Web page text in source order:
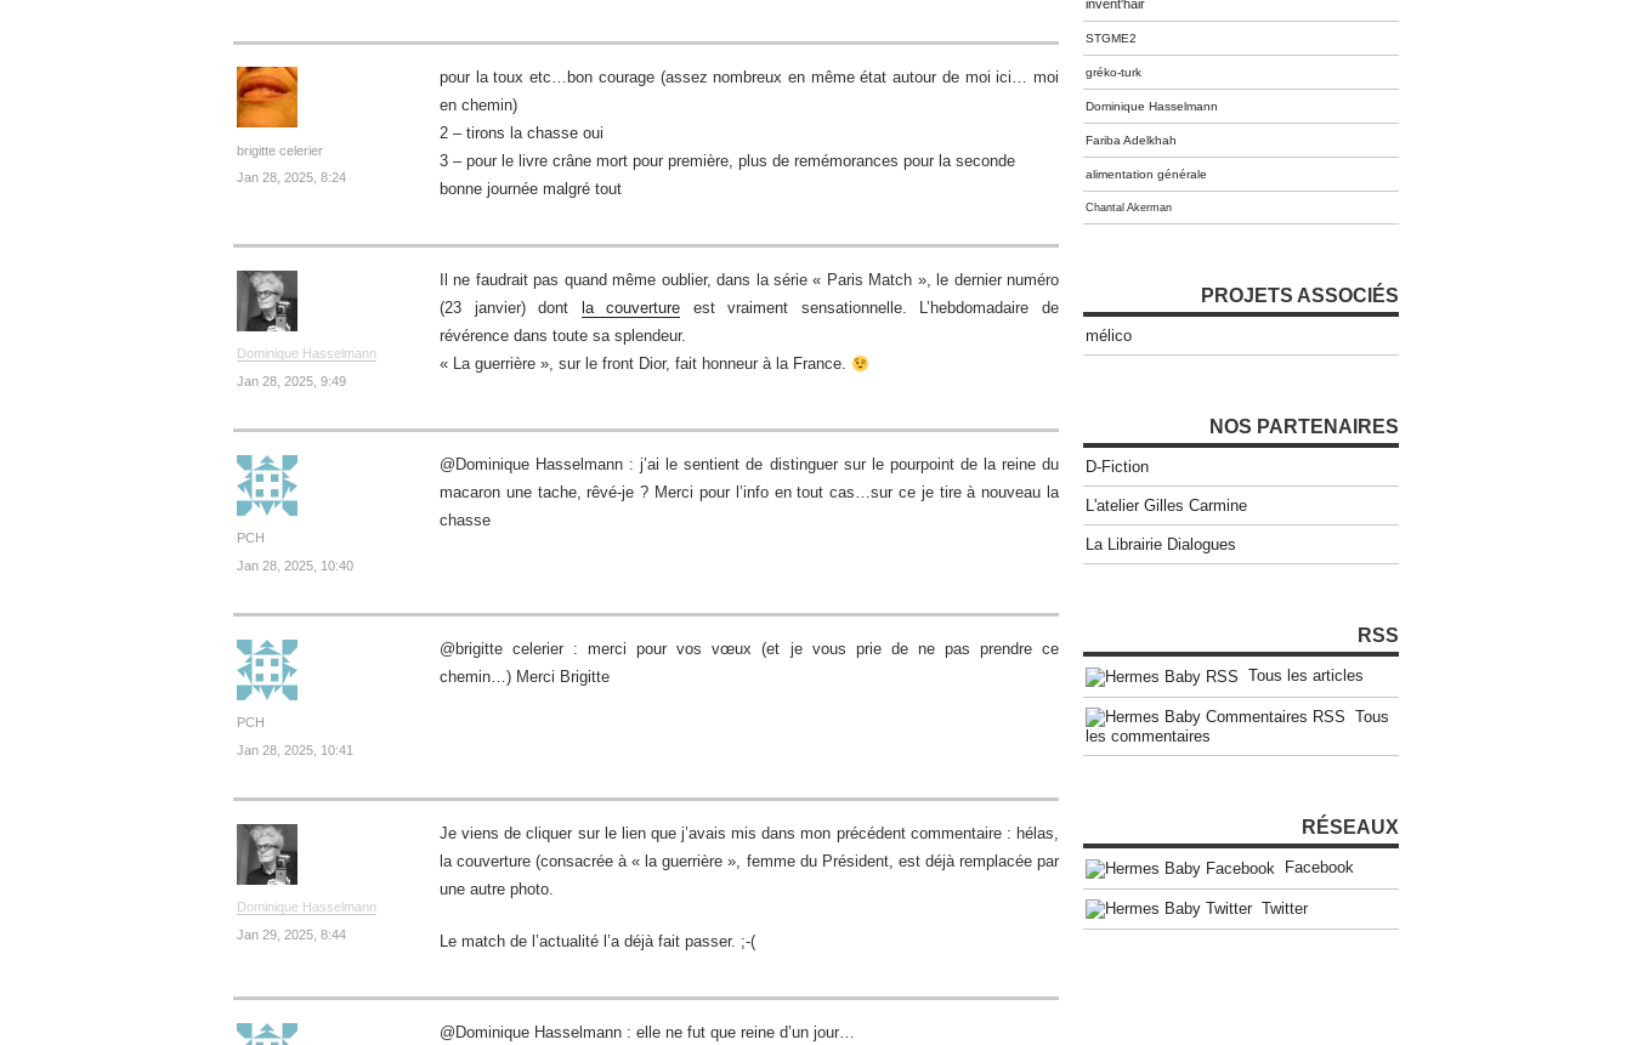
brigitte celerier
Jan 28, 2025, 8:24
pour la toux etc…bon courage (assez nombreux en même état autour de moi ici… moi
en chemin)
2 – tirons la chasse oui
3 – pour le livre crâne mort pour première, plus de remémorances pour la seconde
bonne journée malgré tout
Dominique Hasselmann
Jan 28, 2025, 9:49
Il ne faudrait pas quand même oublier, dans la série « Paris Match », le dernier numéro
(23 janvier) dont
la couverture est vraiment sensationnelle. L’hebdomadaire de
révérence dans toute sa splendeur.
« La guerrière », sur le front Dior, fait honneur à la France.
PCH
Jan 28, 2025, 10:40
@Dominique Hasselmann : j’ai le sentient de distinguer sur le pourpoint de la reine du
macaron une tache, rêvé-je ? Merci pour l’info en tout cas…sur ce je tire à nouveau la
chasse
PCH
Jan 28, 2025, 10:41
@brigitte celerier : merci pour vos vœux (et je vous prie de ne pas prendre ce
chemin…) Merci Brigitte
Dominique Hasselmann
Jan 29, 2025, 8:44
Je viens de cliquer sur le lien que j’avais mis dans mon précédent commentaire : hélas,
la couverture (consacrée à « la guerrière », femme du Président, est déjà remplacée par
une autre photo.
Le match de l’actualité l’a déjà fait passer. ;-(
@Dominique Hasselmann : elle ne fut que reine d’un jour…
invent'hair
STGME2
gréko-turk
Dominique Hasselmann
Fariba Adelkhah
alimentation générale
Chantal Akerman
PROJETS ASSOCIÉS
mélico
NOS PARTENAIRES
D-Fiction
L'atelier Gilles Carmine
La Librairie Dialogues
RSS
Tous les articles
Tous
les commentaires
RÉSEAUX
Facebook
Twitter